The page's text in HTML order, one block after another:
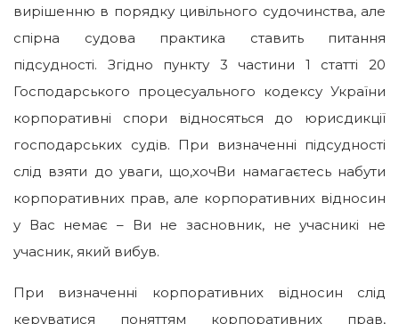
вирішенню в порядку цивільного судочинства, але
спірна судова практика ставить питання
підсудності. Згідно пункту 3 частини 1 статті 20
Господарського процесуального кодексу України
корпоративні спори відносяться до юрисдикції
господарських судів. При визначенні підсудності
слід взяти до уваги, що,хочВи намагаєтесь набути
корпоративних прав, але корпоративних відносин
у Вас немає – Ви не засновник, не учасникі не
учасник, який вибув.
При визначенні корпоративних відносин слід
керуватися поняттям корпоративних прав,